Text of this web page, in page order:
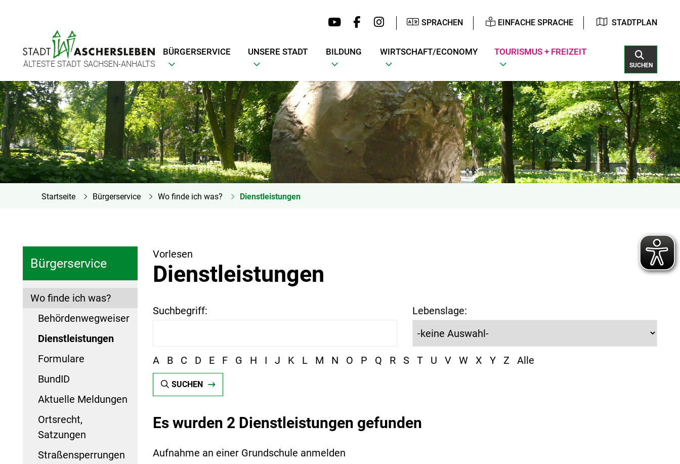
SPRACHEN EINFACHE SPRACHE STADTPLAN
ÄLTESTE STADT SACHSEN-ANHALTS
BÜRGERSERVICE UNSERE STADT BILDUNG WIRTSCHAFT/ECONOMY TOURISMUS + FREIZEIT
SUCHEN
Startseite Bürgerservice Wo finde ich was? Dienstleistungen
Bürgerservice
Wo finde ich was?
Behördenwegweiser
Dienstleistungen
Formulare
BundID
Aktuelle Meldungen
Ortsrecht,
Satzungen
Straßensperrungen
Vorlesen
Dienstleistungen
Suchbegriff: Lebenslage:
A B C D E F G H I J K L M N O P Q R S T U V W X Y Z Alle
SUCHEN
Es wurden 2 Dienstleistungen gefunden
Aufnahme an einer Grundschule anmelden